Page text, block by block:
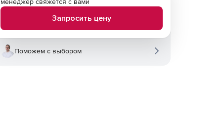
Запросить цену
Поможем с выбором